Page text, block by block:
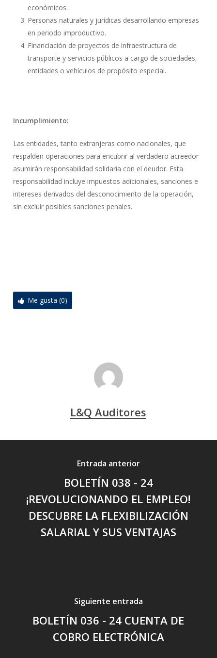
económicos.
Personas naturales y jurídicas desarrollando empresas
en periodo improductivo.
Financiación de proyectos de infraestructura de
transporte y servicios públicos a cargo de sociedades,
entidades o vehículos de propósito especial.
Incumplimiento:
Las entidades, tanto extranjeras como nacionales, que
respalden operaciones para encubrir al verdadero acreedor
asumirán responsabilidad solidaria con el deudor. Esta
responsabilidad incluye impuestos adicionales, sanciones e
intereses derivados del desconocimiento de la operación,
sin excluir posibles sanciones penales.
Me gusta (0)
L&Q Auditores
Entrada anterior
BOLETÍN 038 - 24
¡REVOLUCIONANDO EL EMPLEO!
DESCUBRE LA FLEXIBILIZACIÓN
SALARIAL Y SUS VENTAJAS
Siguiente entrada
BOLETÍN 036 - 24 CUENTA DE
COBRO ELECTRÓNICA